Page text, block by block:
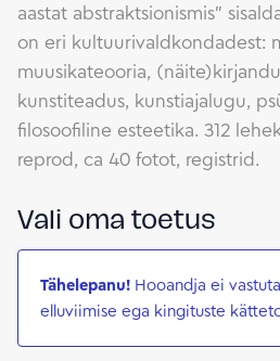
aastat abstraktsionismis"
on eri kultuurivaldkondadest:
muusikateooria,
kunstiteadus, kunstiajalugu,
filosoofiline esteetika. 312
reprod, ca 40 fotot, registrid.
Vali oma toetus
Tähelepanu! Hooandja ei
elluviimise ega kingituste